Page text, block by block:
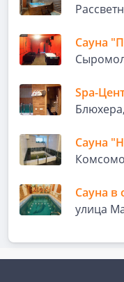
Сауна
Spa-
Сауна
Сауна в
улица